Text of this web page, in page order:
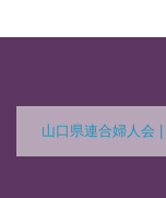
山口県連合婦人会 |